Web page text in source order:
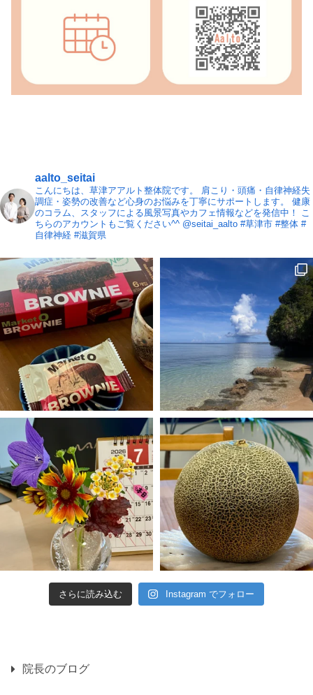
aalto_seitai
こんにちは、草津アアルト整体院です。
肩こり・頭痛・自律神経失
調症・姿勢の改善など心身のお悩みを丁寧にサポートします。
健康
のコラム、スタッフによる風景写真やカフェ情報などを発信中！
こ
ちらのアカウントもご覧ください^^ @seitai_aalto #草津市 #整体 #
自律神経 #滋賀県
さらに読み込む Instagram でフォロー
院長のブログ